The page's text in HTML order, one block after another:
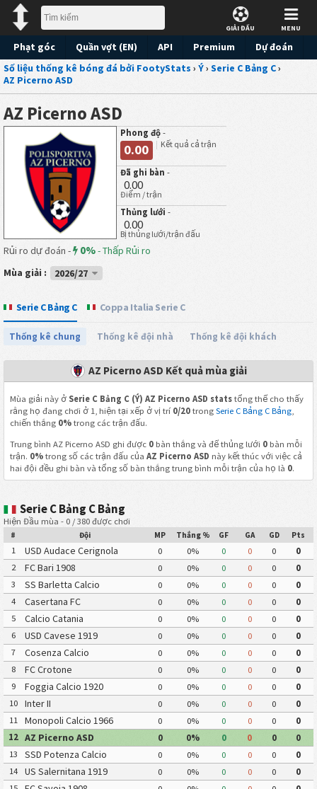
GIẢI ĐẤU MENU
Phạt góc Quần vợt (EN) API Premium
Dự đoán
Số liệu thống kê bóng đá bởi FootyStats › Ý› Serie C Bảng C›
AZ Picerno ASD
AZ Picerno ASD
Phong độ -
0.00 Kết quả cả trận
Đã ghi bàn -
0.00
Điểm / trận
Thủng lưới -
0.00
Bị thủng lưới/trận đấu
Rủi ro dự đoán - 0%-Thấp Rủi ro
Mùa giải :
2026/27
Serie C Bảng C Coppa Italia Serie C
Thống kê chung Thống kê đội nhà Thống kê đội khách
AZ Picerno ASD Kết quả mùa giải
Mùa giải này ở Serie C Bảng C (Ý) AZ Picerno ASD statstổng thể cho thấy
rằng họ đang chơi ở 1, hiện tại xếp ở vị trí 0/20trong Serie C Bảng C Bảng,
chiến thắng 0%trong các trận đấu.
Trung bình AZ Picerno ASD ghi được 0bàn thắng và để thủng lưới 0bàn mỗi
trận. 0%trong số các trận đấu của AZ Picerno ASD này kết thúc với việc cả
hai đội đều ghi bàn và tổng số bàn thắng trung bình mỗi trận của họ là 0.
Serie C Bảng C Bảng
Hiện Đầu mùa - 0 / 380 được chơi
# Đội MP Thắng % GF GA GD Pts
1 USD Audace Cerignola 0 0% 0 0 0
0
2
FC Bari 1908 0 0% 0 0 0
0
3
SS Barletta Calcio 0 0% 0 0 0
0
4
Casertana FC 0 0% 0 0 0
0
5
Calcio Catania 0 0% 0 0 0
0
6
USD Cavese 1919 0 0% 0 0 0
0
7
Cosenza Calcio 0 0% 0 0 0
0
8
FC Crotone 0 0% 0 0 0
0
9
Foggia Calcio 1920 0 0% 0 0 0
0
10
Inter II 0 0% 0 0 0
0
11
Monopoli Calcio 1966 0 0% 0 0 0
0
12
AZ Picerno ASD 0 0% 0 0 0
0
13
SSD Potenza Calcio 0 0% 0 0 0
0
14
US Salernitana 1919 0 0% 0 0 0
0